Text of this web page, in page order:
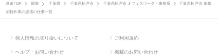
派遣TOP 関東 千葉県 千葉県松戸市 千葉県松戸市 オフィスワーク・事務系
千葉県松戸市 事務
的軽作業の派遣の仕事一覧
個人情報の取り扱いについて ご利用規約
ヘルプ・お問い合わせ 掲載のお問い合わせ